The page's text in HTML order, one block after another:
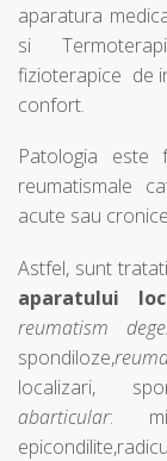
aparatura
si
fizioterapice de
confort.
Patologia este
reumatismale
acute sau
Astfel, sunt
aparatului
reumatism
spondiloze,
localizari,
abarticular: